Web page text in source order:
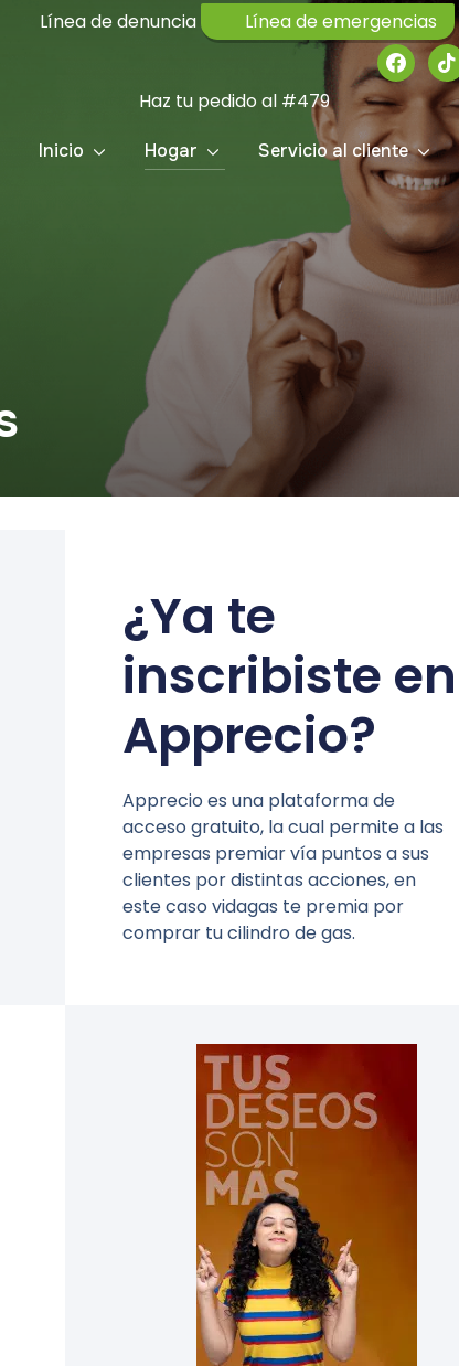
Línea de denuncia Línea de emergencias
Haz tu pedido al#479
Inicio Hogar Servicio al cliente
¿Ya te
inscribiste en
Apprecio?
Apprecio es una plataforma de
acceso gratuito, la cual permite a las
empresas premiar vía puntos a sus
clientes por distintas acciones, en
este caso vidagas te premia por
comprar tu cilindro de gas.